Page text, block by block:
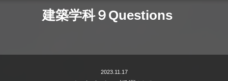
建築学科９Questions
2023.11.17